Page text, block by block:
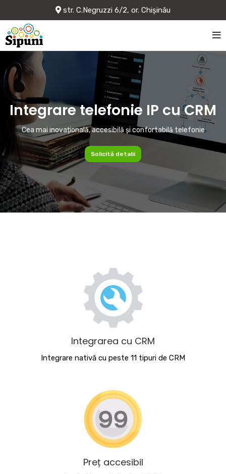
str. C.Negruzzi 6/2, or. Chișinău
Integrare telefonie IP cu CRM
Cea mai inovațională, accesibilă și confortabilă telefonie
Solicită detalii
Integrarea cu CRM
Integrare nativă cu peste 11 tipuri de CRM
Preț accesibil